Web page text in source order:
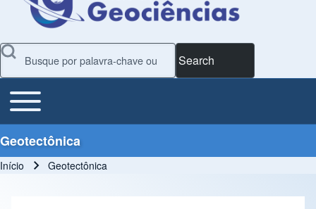
Search
Main Menu
Toggle main menu
Geotectônica
Início Geotectônica